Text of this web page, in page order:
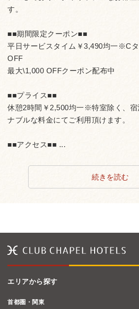
す。
■■期間限定クーポン■■
平日サービスタイム￥3,490均一※C
OFF
最大\1,000 OFFクーポン配布中
■■プライス■■
休憩2時間￥2,500均一※特室除く、
ナブルな料金にてご利用頂けます。
■■アクセス■■ ...
続きを読む
エリアから探す
首都圏・関東